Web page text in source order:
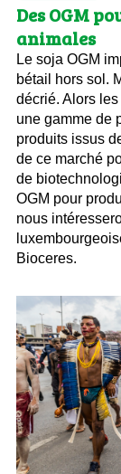
Des OGM
animales
Le soja OGM
bétail hors sol.
décrié. Alors
une gamme de
produits issus
de ce marché
de
OGM pour
nous
Bioceres.